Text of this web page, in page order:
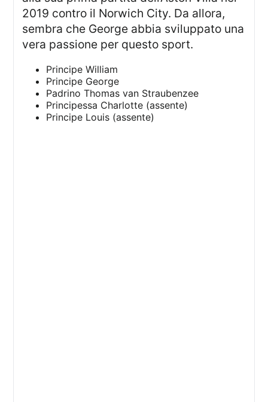
2019 contro il Norwich City. Da allora,
sembra che George abbia sviluppato una
vera passione per questo sport.
Principe William
Principe George
Padrino Thomas van Straubenzee
Principessa Charlotte (assente)
Principe Louis (assente)